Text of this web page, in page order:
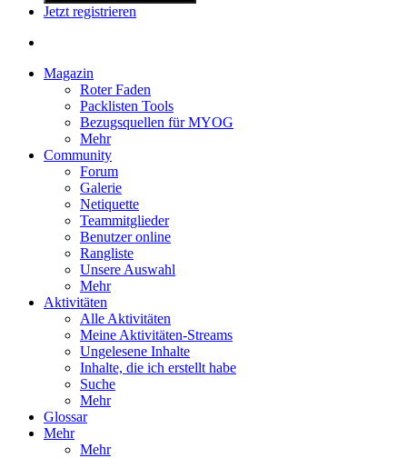
Jetzt registrieren
Magazin
Roter Faden
Packlisten Tools
Bezugsquellen für MYOG
Mehr
Community
Forum
Galerie
Netiquette
Teammitglieder
Benutzer online
Rangliste
Unsere Auswahl
Mehr
Aktivitäten
Alle Aktivitäten
Meine Aktivitäten-Streams
Ungelesene Inhalte
Inhalte, die ich erstellt habe
Suche
Mehr
Glossar
Mehr
Mehr